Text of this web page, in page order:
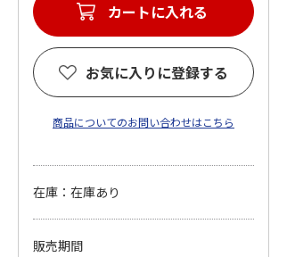
カートに入れる
お気に入りに登録する
商品についてのお問い合わせはこちら
在庫：在庫あり
販売期間